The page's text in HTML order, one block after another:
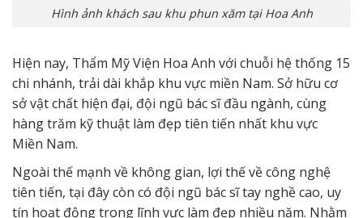
Hình ảnh khách sau khu phun xăm tại Hoa Anh
Hiện nay, Thẩm Mỹ Viện Hoa Anh với chuỗi hệ thống 15
chi nhánh, trải dài khắp khu vực miền Nam. Sở hữu cơ
sở vật chất hiện đại, đội ngũ bác sĩ đầu ngành, cùng
hàng trăm kỹ thuật làm đẹp tiên tiến nhất khu vực
Miền Nam.
Ngoài thế mạnh về không gian, lợi thế về công nghệ
tiên tiến, tại đây còn có đội ngũ bác sĩ tay nghề cao, uy
tín hoạt động trong lĩnh vực làm đẹp nhiều năm. Nhằm